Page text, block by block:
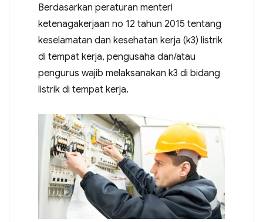
Berdasarkan peraturan menteri
ketenagakerjaan no 12 tahun 2015 tentang
keselamatan dan kesehatan kerja (k3) listrik
di tempat kerja, pengusaha dan/atau
pengurus wajib melaksanakan k3 di bidang
listrik di tempat kerja.